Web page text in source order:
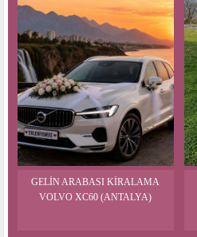
GELIN ARABASI KIRALAMA
VOLVO XC60 (ANTALYA)